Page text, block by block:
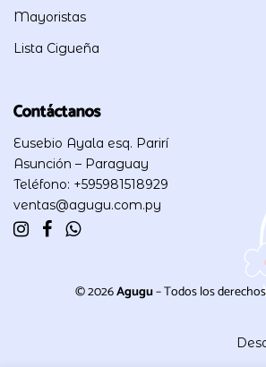
Mayoristas
Lista Cigueña
Contáctanos
Eusebio Ayala esq. Parirí
Asunción – Paraguay
Teléfono: +595981518929
ventas@agugu.com.py
© 2026Agugu– Todos los